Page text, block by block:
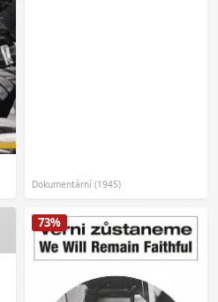
Dokumentární (1945)
73%